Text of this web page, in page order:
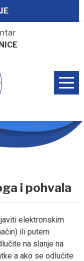
i pohvala
elektronskim
ili putem
na slanje na
a ako se odlučite